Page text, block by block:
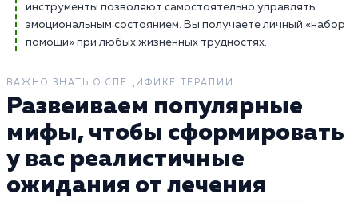
инструменты позволяют самостоятельно управлять
эмоциональным состоянием. Вы получаете личный «набор
помощи» при любых жизненных трудностях.
ВАЖНО ЗНАТЬ О СПЕЦИФИКЕ ТЕРАПИИ
Развеиваем популярные
мифы, чтобы сформировать
у вас реалистичные
ожидания от лечения